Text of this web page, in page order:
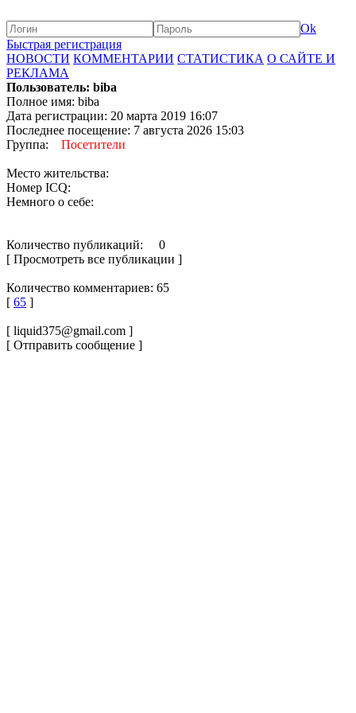
Ok
Быстрая регистрация
НОВОСТИ КОММЕНТАРИИ СТАТИСТИКА О САЙТЕ И
РЕКЛАМА
Пользователь: biba
Полное имя: biba
Дата регистрации: 20 марта 2019 16:07
Последнее посещение: 7 августа 2026 15:03
Группа: Посетители
Место жительства:
Номер ICQ:
Немного о себе:
Количество публикаций: 0
[ Просмотреть все публикации ]
Количество комментариев: 65
[ 65 ]
[ liquid375@gmail.com ]
[ Отправить сообщение ]